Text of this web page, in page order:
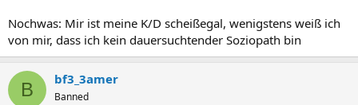
Nochwas: Mir ist meine K/D scheißegal, wenigstens weiß ich
von mir, dass ich kein dauersuchtender Soziopath bin
B bf3_3amer
Banned